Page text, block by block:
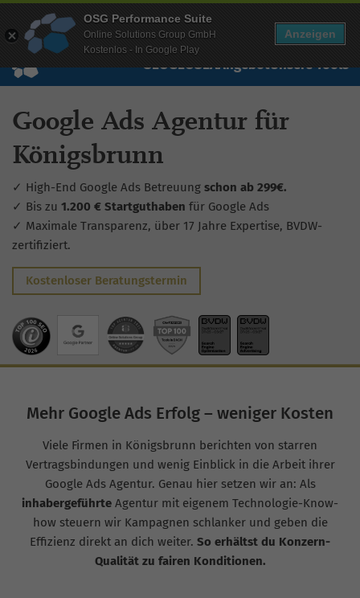
Wissen Free Checks Über uns Free Account
SEOGEOSEAAngebotUnsere Tools
Google Ads Agentur für
Königsbrunn
✓ High-End Google Ads Betreuung schon ab 299€.
✓ Bis zu 1.200 € Startguthaben für Google Ads
✓ Maximale Transparenz, über 17 Jahre Expertise, BVDW-
zertifiziert.
Kostenloser Beratungstermin
Mehr Google Ads Erfolg – weniger Kosten
Viele Firmen in Königsbrunn berichten von starren
Vertragsbindungen und wenig Einblick in die Arbeit ihrer
Google Ads Agentur. Genau hier setzen wir an: Als
inhabergeführte Agentur mit eigenem Technologie-Know-
how steuern wir Kampagnen schlanker und geben die
Effizienz direkt an dich weiter. So erhältst du Konzern-
Qualität zu fairen Konditionen.
OSG Performance Suite
Online Solutions Group GmbH
Kostenlos - In Google Play
Anzeigen